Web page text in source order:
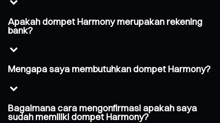
Apakah dompet Harmony merupakan rekening
bank?
Mengapa saya membutuhkan dompet Harmony?
Bagaimana cara mengonfirmasi apakah saya
sudah memiliki dompet Harmony?